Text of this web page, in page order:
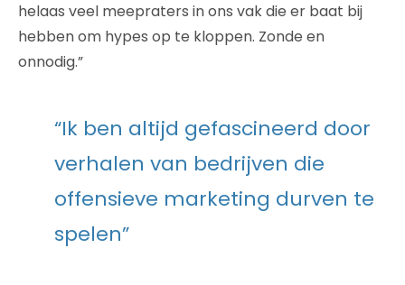
helaas veel meepraters in ons vak die er baat bij
hebben om hypes op te kloppen. Zonde en
onnodig.”
“Ik ben altijd gefascineerd door
verhalen van bedrijven die
offensieve marketing durven te
spelen”